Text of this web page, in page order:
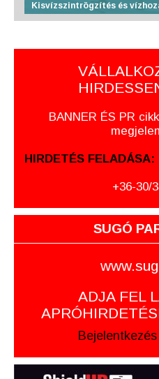
Kisvízszintrögzítés és
BANNER ÉS PR
HIRDETÉS FELADÁSA:
+36-30/
SUGÓ
ADJA FEL
Bejelentkezés